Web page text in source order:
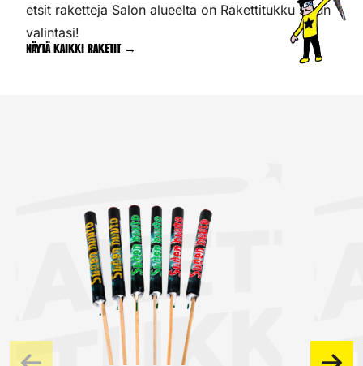
etsit raketteja Salon alueelta on Rakettitukku sinun
valintasi!
Näytä kaikki raketit →